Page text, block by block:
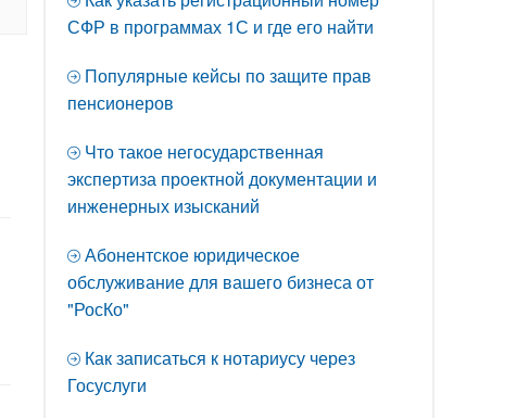
СФР в программах 1С и где его найти
Популярные кейсы по защите прав
пенсионеров
Что такое негосударственная
экспертиза проектной документации и
инженерных изысканий
Абонентское юридическое
обслуживание для вашего бизнеса от
"РосКо"
Как записаться к нотариусу через
Госуслуги